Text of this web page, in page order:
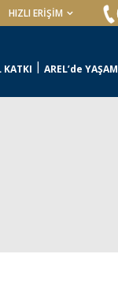
HIZLI ERİŞİM
KATKI AREL’de YAŞAM